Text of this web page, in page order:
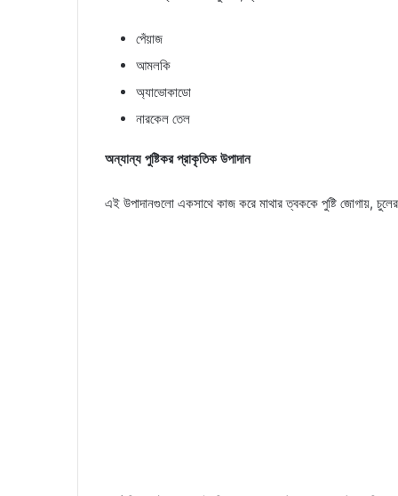
পেঁয়াজ
আমলকি
অ্যাভোকাডো
নারকেল তেল
অন্যান্য পুষ্টিকর প্রাকৃতিক উপাদান
এই উপাদানগুলো একসাথে কাজ করে মাথার ত্বককে পুষ্টি জোগায়,